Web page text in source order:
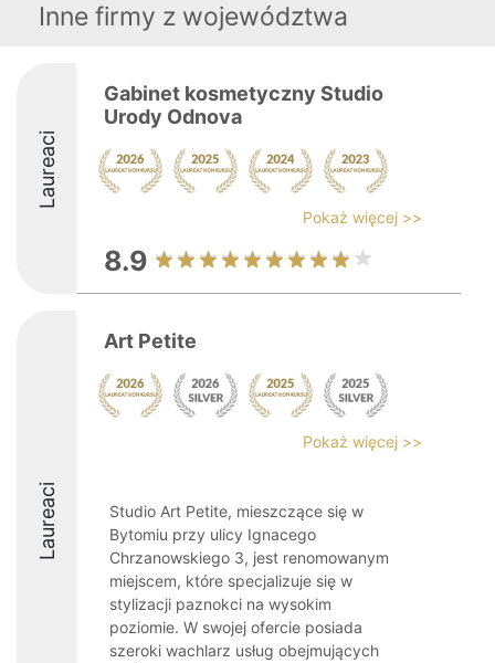
Inne firmy z województwa
Laureaci
Gabinet kosmetyczny Studio
Urody Odnova
Pokaż więcej >>
8.9
Laureaci
Art Petite
Pokaż więcej >>
Studio Art Petite, mieszczące się w
Bytomiu przy ulicy Ignacego
Chrzanowskiego 3, jest renomowanym
miejscem, które specjalizuje się w
stylizacji paznokci na wysokim
poziomie. W swojej ofercie posiada
szeroki wachlarz usług obejmujących